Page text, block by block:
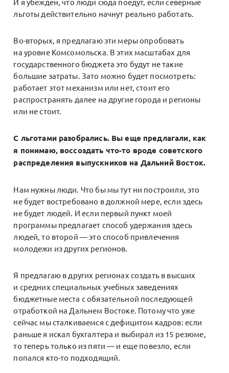
льготы действительно начнут реально работать.
Во-вторых, я предлагаю эти меры опробовать
на уровне Комсомольска. В этих масштабах для
государственного бюджета это будут не такие
большие затраты. Зато можно будет посмотреть:
работает этот механизм или нет, стоит его
распространять далее на другие города и регионы
или не стоит.
С льготами разобрались. Вы еще предлагали, как
я понимаю, воссоздать что-то вроде советского
распределения выпускников на Дальний Восток.
Нам нужны люди. Что бы мы тут ни построили, это
не будет востребовано в должной мере, если здесь
не будет людей. И если первый пункт моей
программы предлагает способ удержания здесь
людей, то второй — это способ привлечения
молодежи из других регионов.
Я предлагаю в других регионах создать в высших
и средних специальных учебных заведениях
бюджетные места с обязательной последующей
отработкой на Дальнем Востоке. Потому что уже
сейчас мы сталкиваемся с дефицитом кадров: если
раньше я искал бухгалтера и выбирал из 15 резюме,
то теперь только из пяти — и еще повезло, если
попался кто-то подходящий.